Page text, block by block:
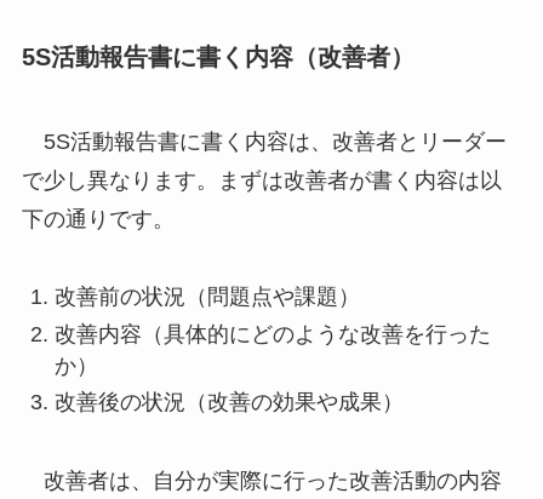
5S活動報告書に書く内容（改善者）
5S活動報告書に書く内容は、改善者とリーダー
で少し異なります。まずは改善者が書く内容は以
下の通りです。
改善前の状況（問題点や課題）
改善内容（具体的にどのような改善を行った
か）
改善後の状況（改善の効果や成果）
改善者は、自分が実際に行った改善活動の内容